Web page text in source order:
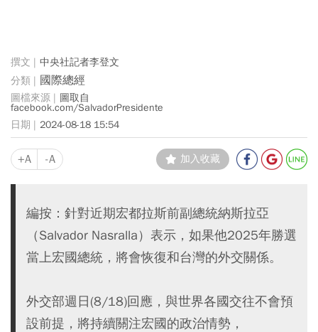
中央社記者李登文
國際總經
圖取自
facebook.com/SalvadorPresidente
2024-08-18 15:54
+A -A 加入收藏
編按：針對近期宏都拉斯前副總統納斯拉亞
（Salvador Nasralla）表示，如果他2025年勝選
當上宏國總統，將會恢復和台灣的外交關係。
外交部週日(8/18)回應，與世界各國交往不會預
設前提，將持續關注宏國的政治情勢，